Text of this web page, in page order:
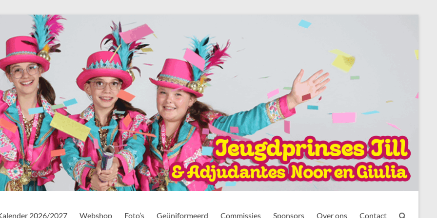
2026/2027 Webshop Foto’s Geüniformeerd Commissies Sponsors Over ons Contact